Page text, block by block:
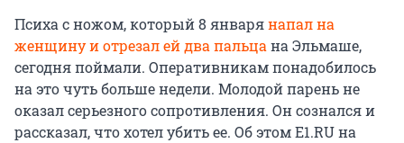
Психа с ножом, который 8 январянапал на
женщину и отрезал ей два пальцана Эльмаше,
сегодня поймали. Оперативникам понадобилось
на это чуть больше недели. Молодой парень не
оказал серьезного сопротивления. Он сознался и
рассказал, что хотел убить ее. Об этом E1.RU на